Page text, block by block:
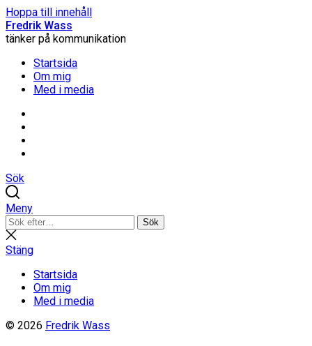
Hoppa till innehåll
Fredrik Wass
tänker på kommunikation
Startsida
Om mig
Med i media
Sök
Meny
Sök
efter:
Sök
Stäng
sökning
Stäng
Startsida
Om mig
Med i media
© 2026 Fredrik Wass